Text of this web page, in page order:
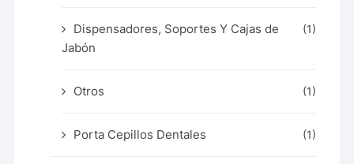
Dispensadores, Soportes Y Cajas de
Jabón
(1)
Otros (1)
Porta Cepillos Dentales (1)